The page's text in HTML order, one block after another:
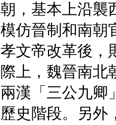
朝，基本上沿襲
模仿晉制和南朝
孝文帝改革後，
際上，魏晉南北
兩漢「三公九卿
歷史階段。另外